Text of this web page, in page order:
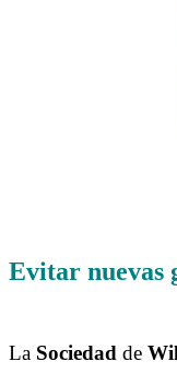
Evitar nuevas
La Sociedad de